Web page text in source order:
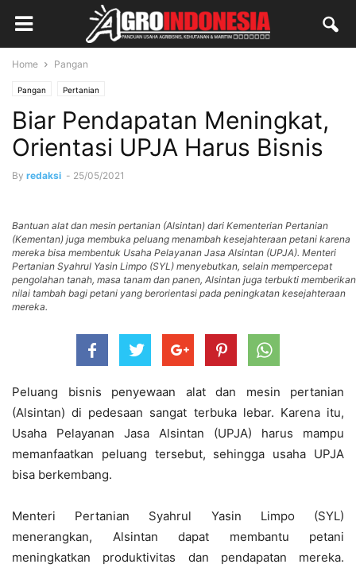
Home Pangan
Pangan Pertanian
Biar Pendapatan Meningkat,
Orientasi UPJA Harus Bisnis
By redaksi - 25/05/2021
Bantuan alat dan mesin pertanian (Alsintan) dari Kementerian Pertanian
(Kementan) juga membuka peluang menambah kesejahteraan petani karena
mereka bisa membentuk Usaha Pelayanan Jasa Alsintan (UPJA). Menteri
Pertanian Syahrul Yasin Limpo (SYL) menyebutkan, selain mempercepat
pengolahan tanah, masa tanam dan panen, Alsintan juga terbukti memberikan
nilai tambah bagi petani yang berorientasi pada peningkatan kesejahteraan
mereka.
Peluang bisnis penyewaan alat dan mesin pertanian
(Alsintan) di pedesaan sangat terbuka lebar. Karena itu,
Usaha Pelayanan Jasa Alsintan (UPJA) harus mampu
memanfaatkan peluang tersebut, sehingga usaha UPJA
bisa berkembang.
Menteri Pertanian Syahrul Yasin Limpo (SYL)
menerangkan, Alsintan dapat membantu petani
meningkatkan produktivitas dan pendapatan mereka.